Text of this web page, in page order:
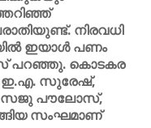
നിരവധി
ഇയാള്‍ പണം
പറഞ്ഞു. കൊടകര
സുരേഷ്,
സജു പൗലോസ്,
സംഘമാണ്